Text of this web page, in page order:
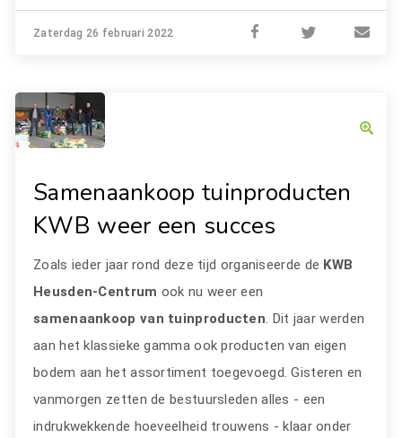
Zaterdag 26 februari 2022
Samenaankoop tuinproducten
KWB weer een succes
Zoals ieder jaar rond deze tijd organiseerde de KWB
Heusden-Centrum ook nu weer een
samenaankoop van tuinproducten. Dit jaar werden
aan het klassieke gamma ook producten van eigen
bodem aan het assortiment toegevoegd. Gisteren en
vanmorgen zetten de bestuursleden alles - een
indrukwekkende hoeveelheid trouwens - klaar onder